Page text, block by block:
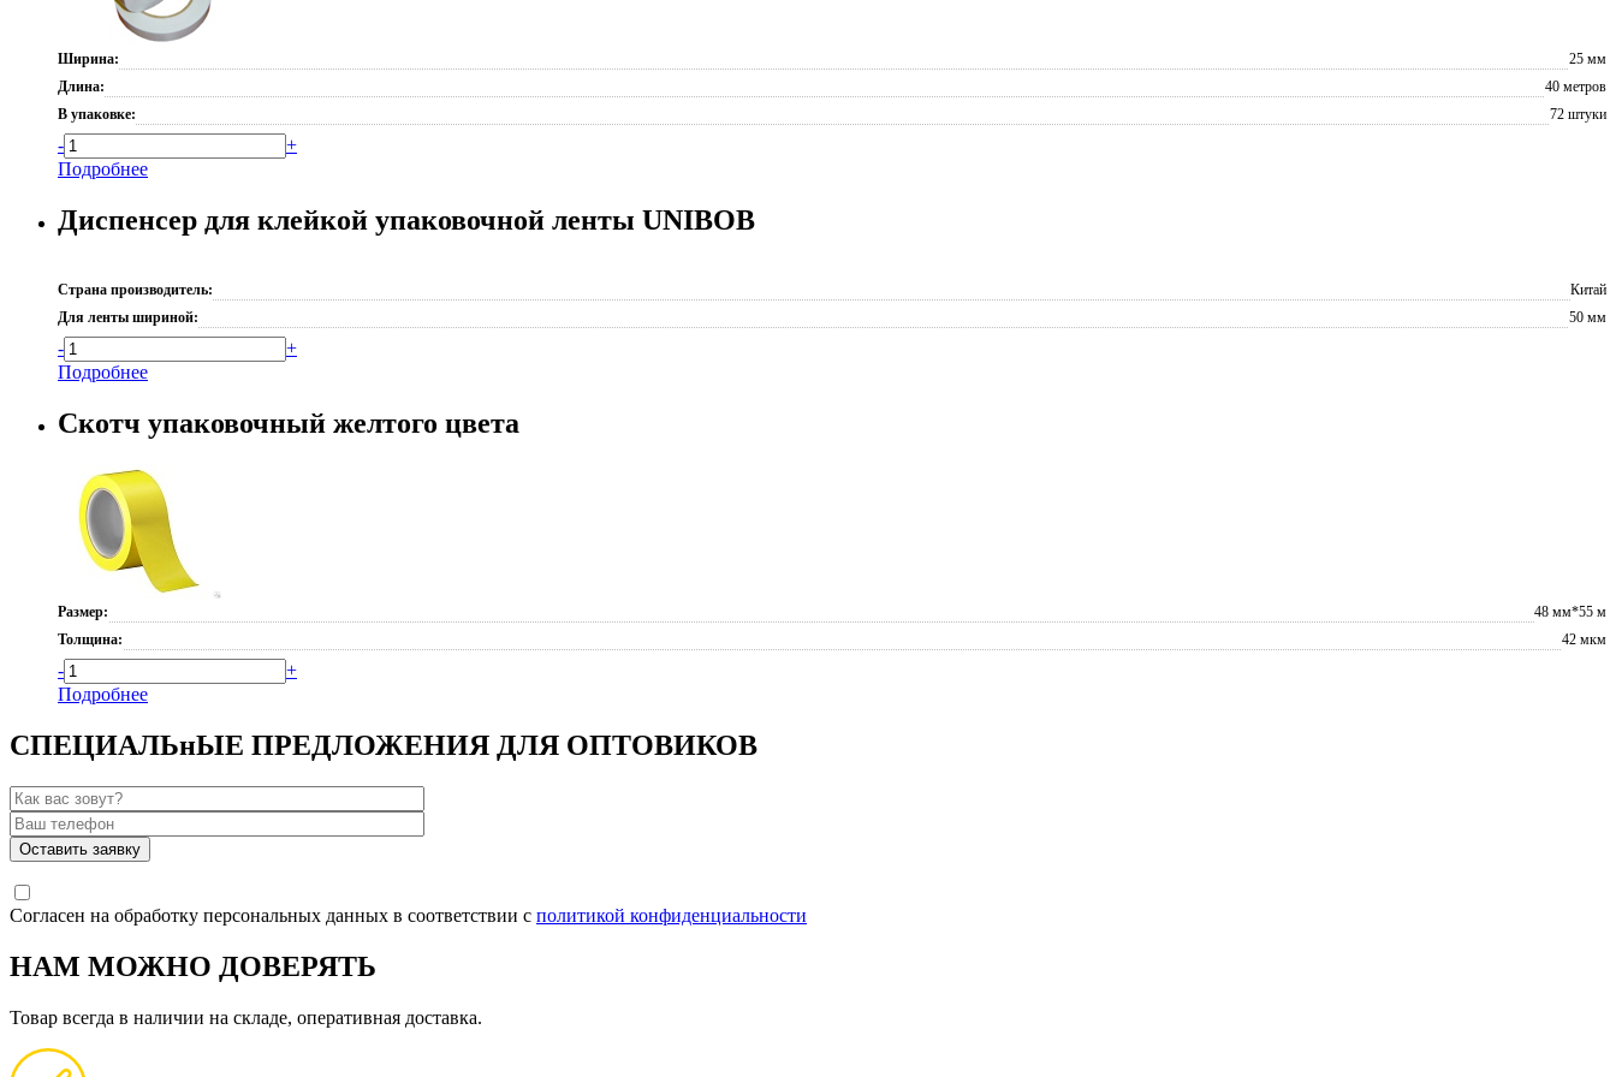
Ширина:
25 мм
Длина:
40 метров
В упаковке:
72 штуки
-
+
Подробнее
Диспенсер для клейкой упаковочной ленты UNIBOB
Страна производитель:
Китай
Для ленты шириной:
50 мм
-
+
Подробнее
Скотч упаковочный желтого цвета
Размер:
48 мм*55 м
Толщина:
42 мкм
-
+
Подробнее
СПЕЦИАЛЬнЫЕ ПРЕДЛОЖЕНИЯ ДЛЯ ОПТОВИКОВ
Согласен на обработку персональных данных в соответствии с политикой конфиденциальности
НАМ МОЖНО ДОВЕРЯТЬ
Товар всегда в наличии на складе, оперативная доставка.